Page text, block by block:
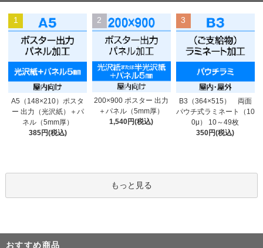
1
A5（148×210）ポスタ
ー 出力（光沢紙）＋パ
ネル（5mm厚）
385円(税込)
2
200×900 ポスター 出力
＋パネル（5mm厚）
1,540円(税込)
3
B3（364×515） 両面
パウチ式ラミネート（10
0μ） 10～49枚
350円(税込)
もっと見る
おすすめ商品